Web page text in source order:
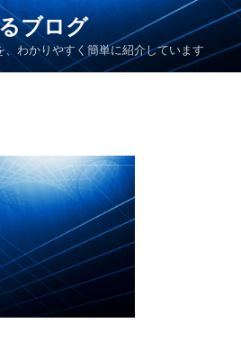
ブログ
、わかりやすく簡単に紹介しています